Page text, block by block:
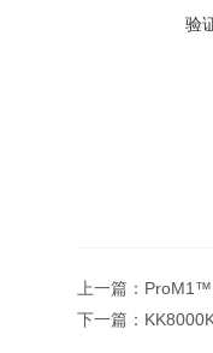
验
上一篇： ProM1™
下一篇：